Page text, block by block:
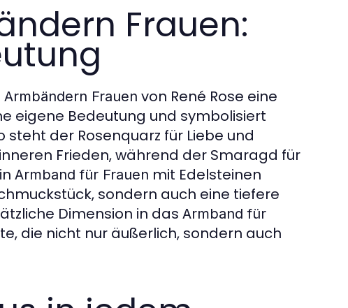
Frauen:
Armbändern Frauen von René Rose eine
eigene Bedeutung und symbolisiert
der Rosenquarz für Liebe und
Frieden, während der Smaragd für
Armband für Frauen mit Edelsteinen
sondern auch eine tiefere
Dimension in das Armband für
die nicht nur äußerlich, sondern auch